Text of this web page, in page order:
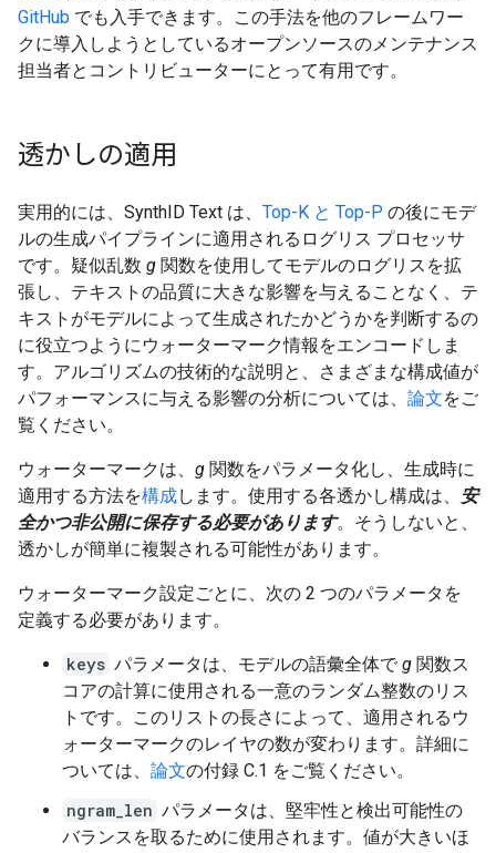
GitHub でも入手できます。この手法を他のフレームワー
クに導入しようとしているオープンソースのメンテナンス
担当者とコントリビューターにとって有用です。
透かしの適用
実用的には、SynthID Text は、 Top-K と Top-P の後にモデ
ルの生成パイプラインに適用されるログリス プロセッサ
です。疑似乱数 g 関数を使用してモデルのログリスを拡
張し、テキストの品質に大きな影響を与えることなく、テ
キストがモデルによって生成されたかどうかを判断するの
に役立つようにウォーターマーク情報をエンコードしま
す。アルゴリズムの技術的な説明と、さまざまな構成値が
パフォーマンスに与える影響の分析については、 論文をご
覧ください。
ウォーターマークは、 g 関数をパラメータ化し、生成時に
適用する方法を構成します。使用する各透かし構成は、
安
全かつ非公開に保存する必要があります。そうしないと、
透かしが簡単に複製される可能性があります。
ウォーターマーク設定ごとに、次の 2 つのパラメータを
定義する必要があります。
keys パラメータは、モデルの語彙全体で g 関数ス
コアの計算に使用される一意のランダム整数のリス
トです。このリストの長さによって、適用されるウ
ォーターマークのレイヤの数が変わります。詳細に
ついては、 論文の付録 C.1 をご覧ください。
ngram_len パラメータは、堅牢性と検出可能性の
バランスを取るために使用されます。値が大きいほ